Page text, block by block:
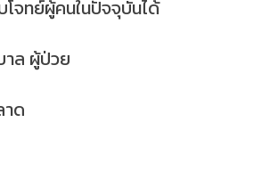
โจทย์ผู้คนในปัจจุบันได้
าล ผู้ป่วย
าด